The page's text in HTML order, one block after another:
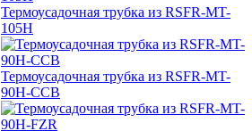
Термоусадочная трубка из RSFR-MT-
105H
Термоусадочная трубка из RSFR-MT-
90H-CCB